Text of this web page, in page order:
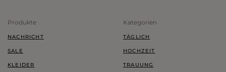
Produkte
NACHRICHT
SALE
KLEIDER
Kategorien
TÄGLICH
HOCHZEIT
TRAUUNG